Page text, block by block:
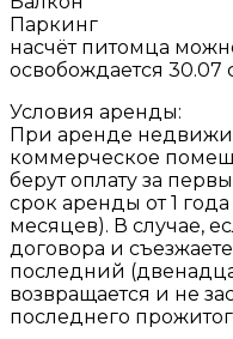
Паркинг
насчёт питомца
освобождается 30.07
Условия аренды:
При аренде
коммерческое
берут оплату за
срок аренды от 1
месяцев). В случае,
договора и
последний
возвращается и не
последнего